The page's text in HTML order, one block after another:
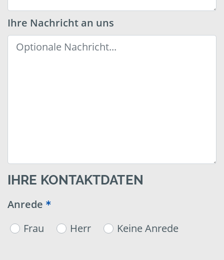
Ihre Nachricht an uns
IHRE KONTAKTDATEN
Anrede
Frau
Herr Keine Anrede